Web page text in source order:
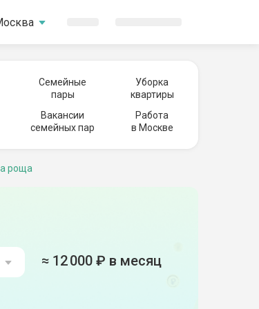
Семейные
пары
Уборка
квартиры
Вакансии
семейных пар
Работа
в Москве
роща
≈ 12 000₽ в месяц